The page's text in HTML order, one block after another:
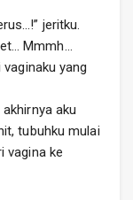
jeritku.
Mmmh…
yang
aku
tubuhku mulai
vagina ke